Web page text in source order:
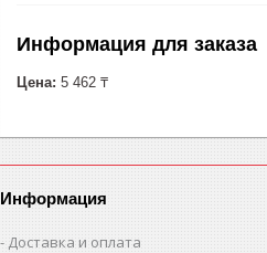
Информация для заказа
Цена: 5 462 ₸
Информация
Доставка и оплата